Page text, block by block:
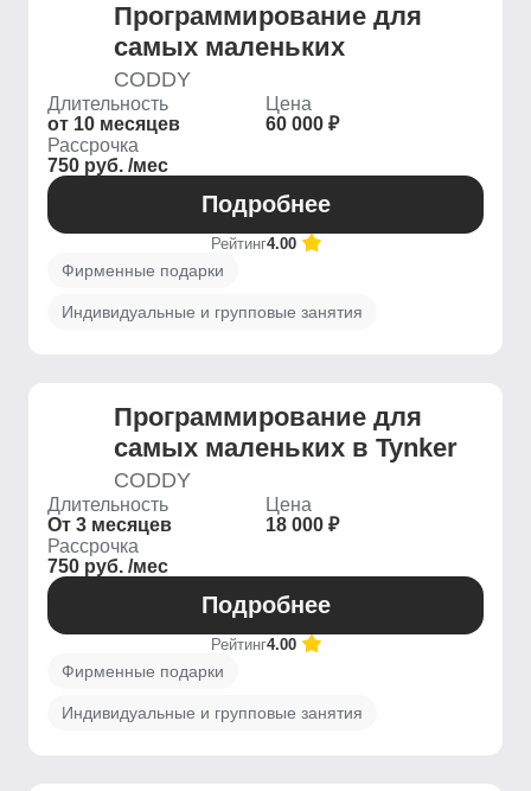
Программирование для
самых маленьких
CODDY
Длительность
от 10 месяцев
Цена
60 000 ₽
Рассрочка
750 руб. /мес
Подробнее
Рейтинг4.00
Фирменные подарки
Индивидуальные и групповые занятия
Программирование для
самых маленьких в Tynker
CODDY
Длительность
От 3 месяцев
Цена
18 000 ₽
Рассрочка
750 руб. /мес
Подробнее
Рейтинг4.00
Фирменные подарки
Индивидуальные и групповые занятия